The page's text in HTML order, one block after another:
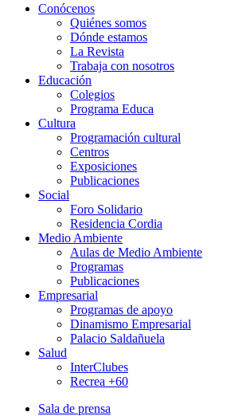
Conócenos
Quiénes somos
Dónde estamos
La Revista
Trabaja con nosotros
Educación
Colegios
Programa Educa
Cultura
Programación cultural
Centros
Exposiciones
Publicaciones
Social
Foro Solidario
Residencia Cordia
Medio Ambiente
Aulas de Medio Ambiente
Programas
Publicaciones
Empresarial
Programas de apoyo
Dinamismo Empresarial
Palacio Saldañuela
Salud
InterClubes
Recrea +60
Sala de prensa